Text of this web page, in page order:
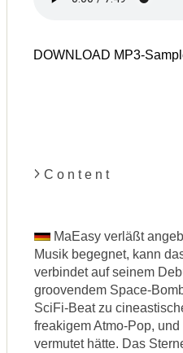
DOWNLOAD MP3-
C o n t e n t
MaEasy verläßt
Musik begegnet, kann
verbindet auf seinem
groovendem Space-
SciFi-Beat zu
freakigem Atmo-Pop,
vermutet hätte. Das